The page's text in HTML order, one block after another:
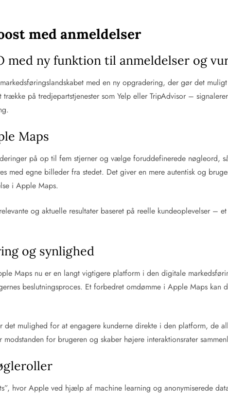
med anmeldelser
med ny funktion til anmeldelser og
med en ny opgradering, der gør det
på tredjepartstjenester som Yelp eller TripAdvisor –
Maps
på op til fem stjerner og vælge foruddefinerede nøgleord,
med egne billeder fra stedet. Det giver en mere autentisk og
i Apple Maps.
og aktuelle resultater baseret på reelle kundeoplevelser –
og synlighed
Maps nu er en langt vigtigere platform i den digitale
beslutningsproces. Et forbedret omdømme i Apple Maps
mulighed for at engagere kunderne direkte i den platform, de
for brugeren og skaber højere interaktionsrater
hvor Apple ved hjælp af machine learning og anonymiserede